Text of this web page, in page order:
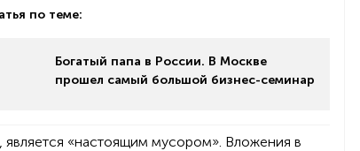
по теме:
Богатый папа в России. В Москве
прошел самый большой бизнес-семинар
является «настоящим мусором». Вложения в